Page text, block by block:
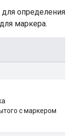
определения
маркера.
с маркером